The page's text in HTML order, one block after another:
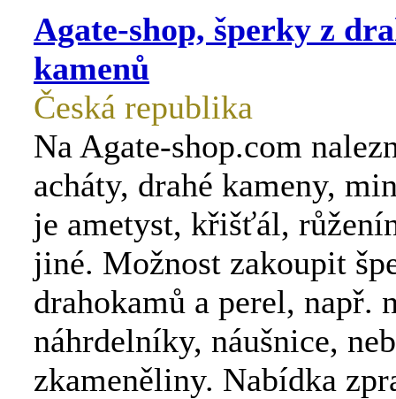
Agate-shop, šperky z
kamenů
Česká republika
Na Agate-shop.com
acháty, drahé kameny,
je ametyst, křišťál,
jiné. Možnost zakoupit
drahokamů a perel, např.
náhrdelníky, náušnice,
zkameněliny. Nabídka